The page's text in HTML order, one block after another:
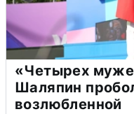
«Четырех
Шаляпин
возлюбленной